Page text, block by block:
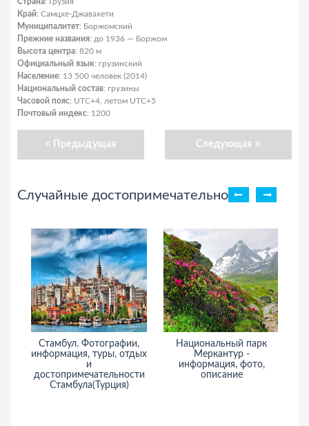
Край: Самцхе-Джавахети
Муниципалитет: Боржомский
Прежние названия: до 1936 — Боржом
Высота центра: 820 м
Официальный язык: грузинский
Население: 13 500 человек (2014)
Национальный состав: грузины
Часовой пояс: UTC+4, летом UTC+5
Почтовый индекс: 1200
Предыдущая Следующая
Случайные достопримечательности
Стамбул. Фотографии,
информация, туры, отдых
и
достопримечательности
Стамбула(Турция)
Национальный парк
Меркантур -
информация, фото,
описание